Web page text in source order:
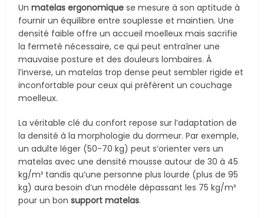
Unmatelas ergonomique se mesure à son aptitude à
fournir un équilibre entre souplesse et maintien. Une
densité faible offre un accueil moelleux mais sacrifie
la fermeté nécessaire, ce qui peut entraîner une
mauvaise posture et des douleurs lombaires. À
l’inverse, un matelas trop dense peut sembler rigide et
inconfortable pour ceux qui préfèrent un couchage
moelleux.
La véritable clé du confort repose sur l’adaptation de
la densité à la morphologie du dormeur. Par exemple,
un adulte léger (50-70 kg) peut s’orienter vers un
matelas avec une densité mousse autour de 30 à 45
kg/m³ tandis qu’une personne plus lourde (plus de 95
kg) aura besoin d’un modèle dépassant les 75 kg/m³
pour un bonsupport matelas.